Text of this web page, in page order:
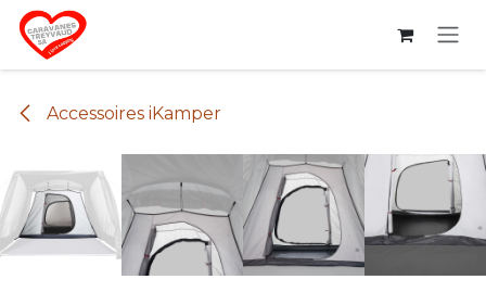
Se rendre au contenu
Accessoires iKamper